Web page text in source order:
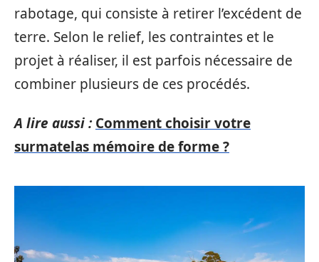
rabotage, qui consiste à retirer l’excédent de
terre. Selon le relief, les contraintes et le
projet à réaliser, il est parfois nécessaire de
combiner plusieurs de ces procédés.
A lire aussi : Comment choisir votre
surmatelas mémoire de forme ?